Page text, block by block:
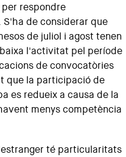
respondre
de considerar que
de juliol i agost tenen
l'activitat pel període
de convocatòries
que la participació de
es redueix a causa de la
menys competència
té particularitats